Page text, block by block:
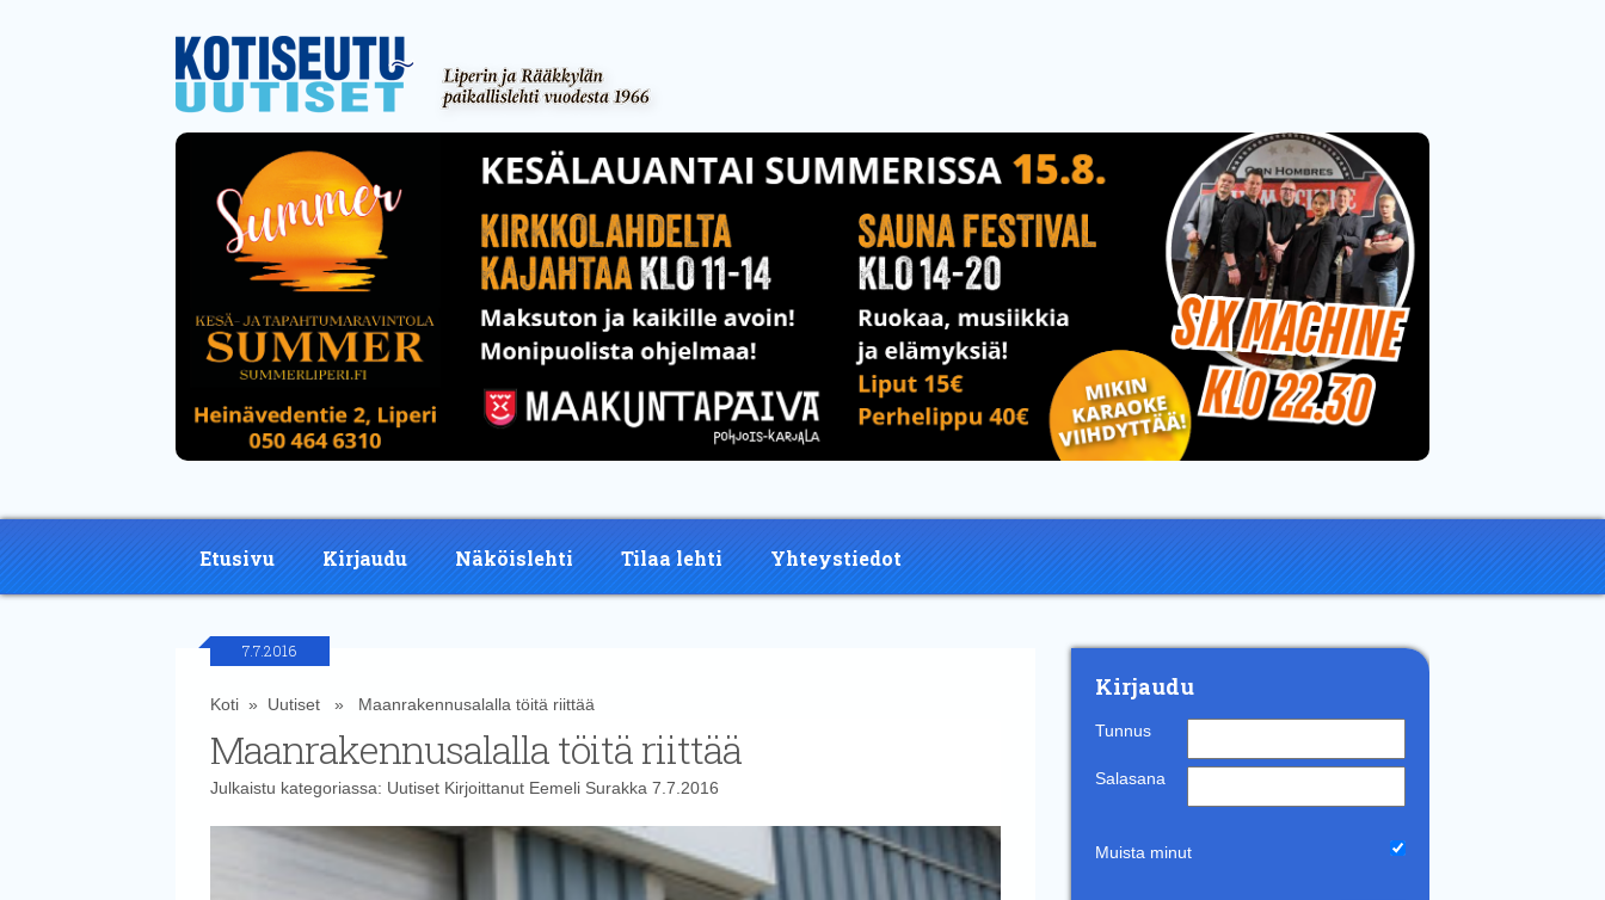
Etusivu Kirjaudu Näköislehti Tilaa lehti Yhteystiedot
7.7.2016
Koti» Uutiset» Maanrakennusalalla töitä riittää
Maanrakennusalalla töitä riittää
Julkaistu kategoriassa: UutisetKirjoittanut Eemeli Surakka 7.7.2016
Kirjaudu
Tunnus
Salasana
Muista minut